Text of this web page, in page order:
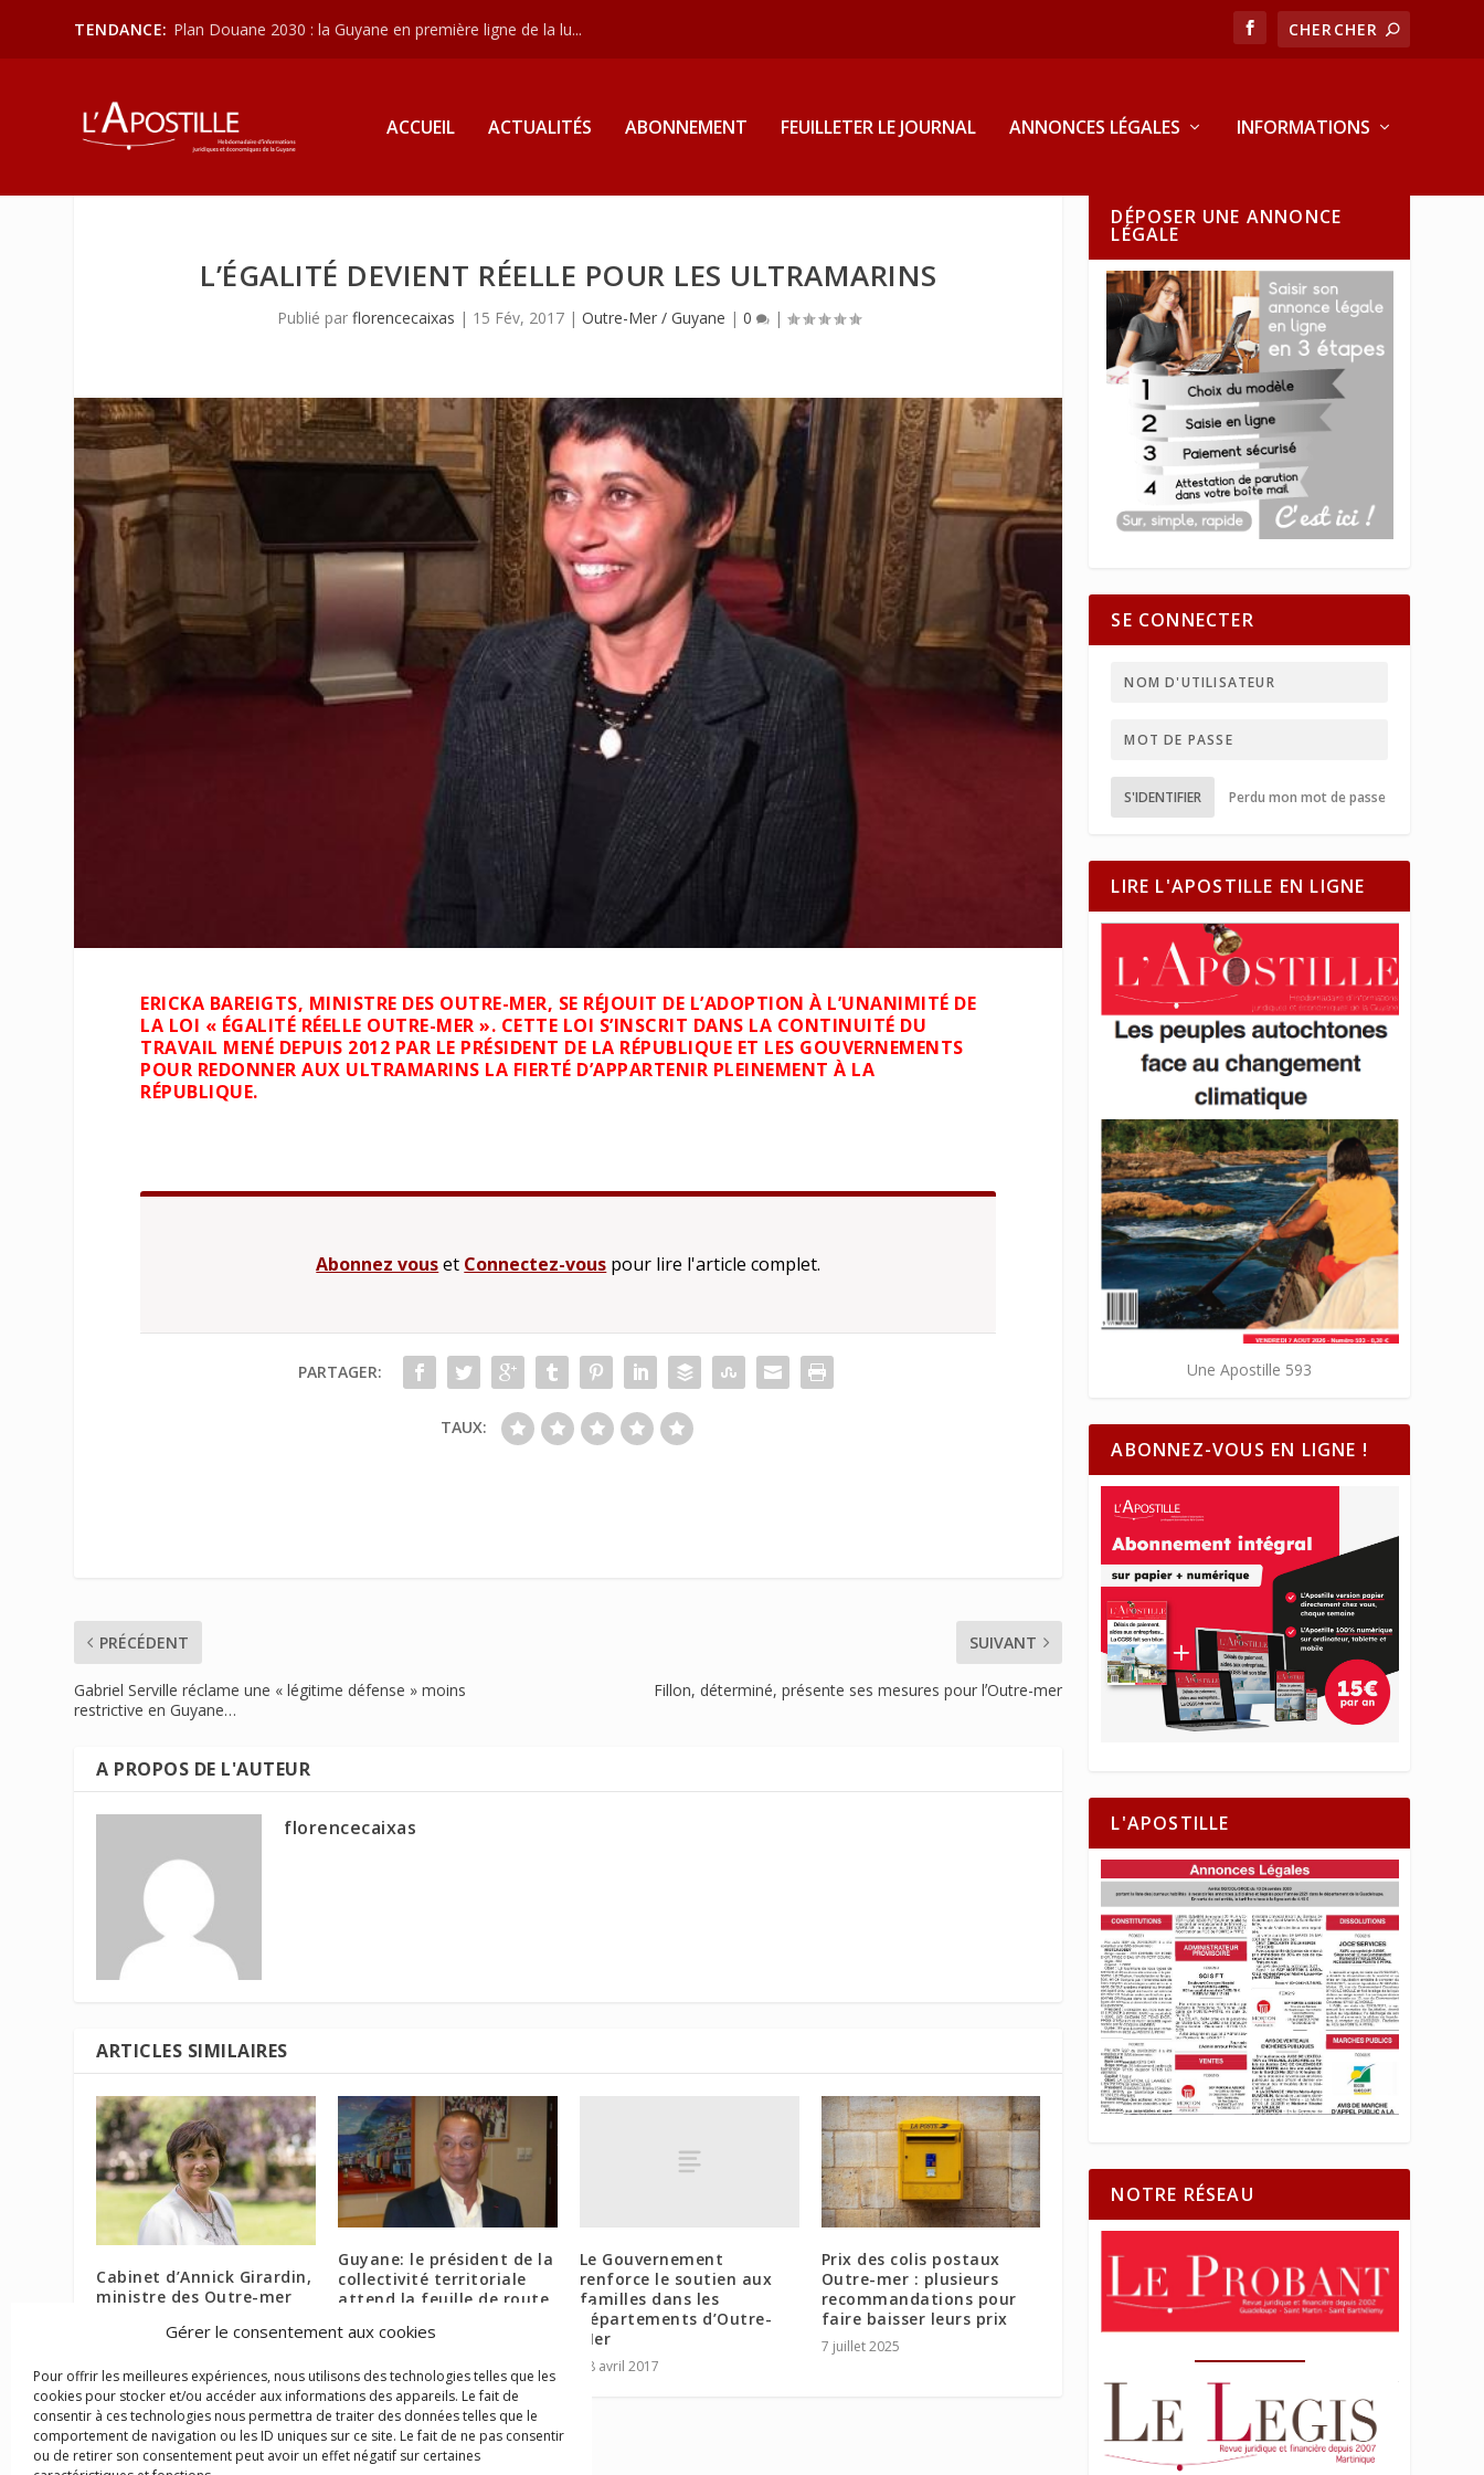
Gérer le consentement aux cookies
Pour offrir les meilleures expériences, nous utilisons des technologies telles que les
cookies pour stocker et/ou accéder aux informations des appareils. Le fait de
consentir à ces technologies nous permettra de traiter des données telles que le
comportement de navigation ou les ID uniques sur ce site. Le fait de ne pas consentir
ou de retirer son consentement peut avoir un effet négatif sur certaines
TENDANCE: Plan Douane 2030 : la Guyane en première ligne de la lu...
ACCUEIL ACTUALITÉS ABONNEMENT FEUILLETER LE JOURNAL ANNONCES LÉGALES INFORMATIONS
L’ÉGALITÉ DEVIENT RÉELLE POUR LES ULTRAMARINS
Publié par florencecaixas | 15 Fév, 2017| Outre-Mer / Guyane | 0 |
ERICKA BAREIGTS, MINISTRE DES OUTRE-MER, SE RÉJOUIT DE L’ADOPTION À L’UNANIMITÉ DE
LA LOI « ÉGALITÉ RÉELLE OUTRE-MER ». CETTE LOI S’INSCRIT DANS LA CONTINUITÉ DU
TRAVAIL MENÉ DEPUIS 2012 PAR LE PRÉSIDENT DE LA RÉPUBLIQUE ET LES GOUVERNEMENTS
POUR REDONNER AUX ULTRAMARINS LA FIERTÉ D’APPARTENIR PLEINEMENT À LA
RÉPUBLIQUE.
Abonnez vouset Connectez-vous pour lire l'article complet.
PARTAGER:
TAUX:
PRÉCÉDENT
Gabriel Serville réclame une « légitime défense » moins
restrictive en Guyane…
SUIVANT
Fillon, déterminé, présente ses mesures pour lʼOutre-mer
A PROPOS DE L'AUTEUR
florencecaixas
ARTICLES SIMILAIRES
Cabinet d’Annick Girardin,
ministre des Outre-mer
29 mai 2017
Guyane: le président de la
collectivité territoriale
attend la feuille de route
26 juin 2017
Le Gouvernement
renforce le soutien aux
familles dans les
départements d’Outre-
Mer
18 avril 2017
Prix des colis postaux
Outre-mer : plusieurs
recommandations pour
faire baisser leurs prix
7 juillet 2025
DÉPOSER UNE ANNONCE
LÉGALE
SE CONNECTER
S'IDENTIFIER Perdu mon mot de passe
LIRE L'APOSTILLE EN LIGNE
Une Apostille 593
ABONNEZ-VOUS EN LIGNE !
L'APOSTILLE
NOTRE RÉSEAU